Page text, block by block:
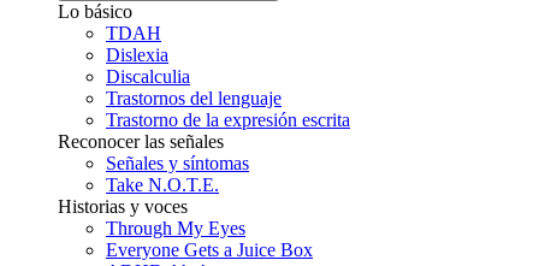
Lo básico
TDAH
Dislexia
Discalculia
Trastornos del lenguaje
Trastorno de la expresión escrita
Reconocer las señales
Señales y síntomas
Take N.O.T.E.
Historias y voces
Through My Eyes
Everyone Gets a Juice Box